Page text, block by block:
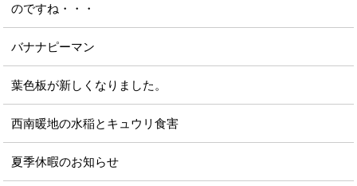
のですね・・・
バナナピーマン
葉色板が新しくなりました。
西南暖地の水稲とキュウリ食害
夏季休暇のお知らせ